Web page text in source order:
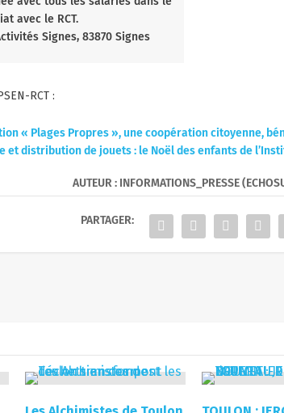
qui améliorent la vie des
médicaments différenciés et
RSE PACA 2018
performante dans ses
Sociétale des
le Trophée Usine Nouvelle
pourles Trophées des Usines
« Initiative ressources
qui vient récompenser les
en matière de
avec le Rugby Club
RIRE MEDECIN
à réaliser 7 défis audacieux tout
53,
83100
Tél :
@ :
Tél :
@ :